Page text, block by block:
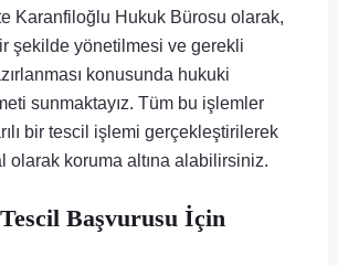
Karanfiloğlu Hukuk Bürosu olarak,
şekilde yönetilmesi ve gerekli
konusunda hukuki
sunmaktayız. Tüm bu işlemler
bir tescil işlemi gerçekleştirilerek
olarak koruma altına alabilirsiniz.
Başvurusu İçin